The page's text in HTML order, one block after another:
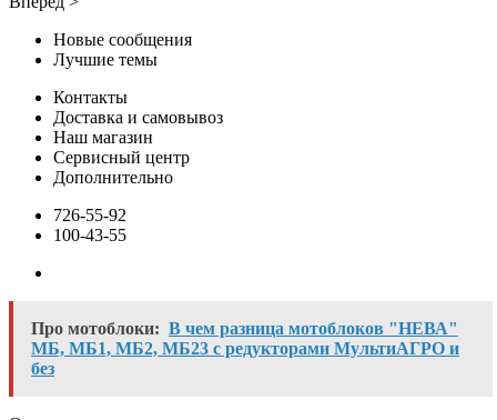
Новые сообщения
Лучшие темы
Контакты
Доставка и самовывоз
Наш магазин
Сервисный центр
Дополнительно
726-55-92
100-43-55
Про мотоблоки: В чем разница мотоблоков "НЕВА"
МБ, МБ1, МБ2, МБ23 с редукторами МультиАГРО и
без